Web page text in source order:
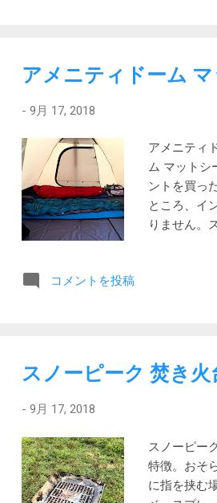
酒造と言えば上善如水が有名です
うと甘口の酒で今ひとつ好みに合
も四合税込み5,400円と高いです。
甘露を彷彿とさせます。甘いとい
盆をイメージさせる甘さです。う
そうです。今見るとメーカーのホー
アメニティドーム
- 9月 17, 2018
アメニティ
ム マットシ
ントを買っ
ところ、イ
りません。
が是非一
ならまあ
体、収納ケ
20×40cm 重
を通して
休に使って
コメントを投稿
スノーピーク 焚き
- 9月 17, 2018
スノーピー
特徴。おそ
に指を挟む